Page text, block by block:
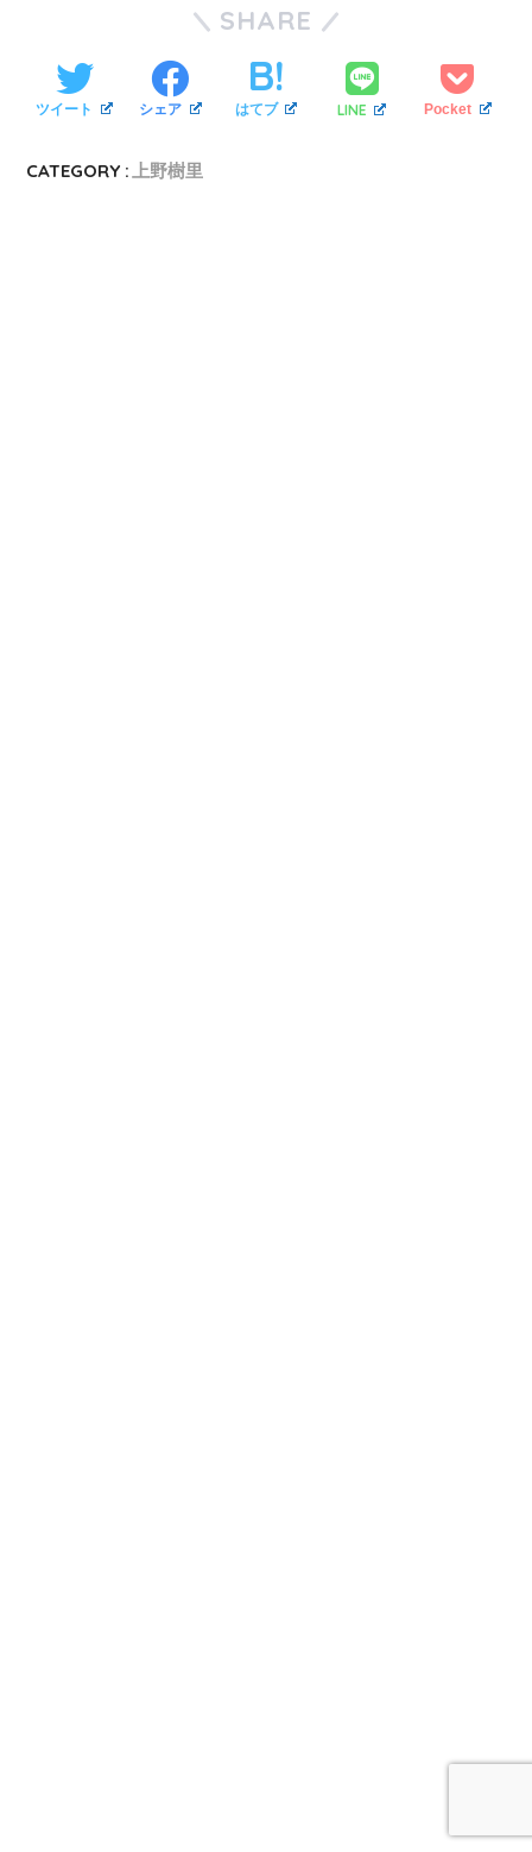
SHARE
ツイート シェア はてブ LINE Pocket
CATEGORY : 上野樹里